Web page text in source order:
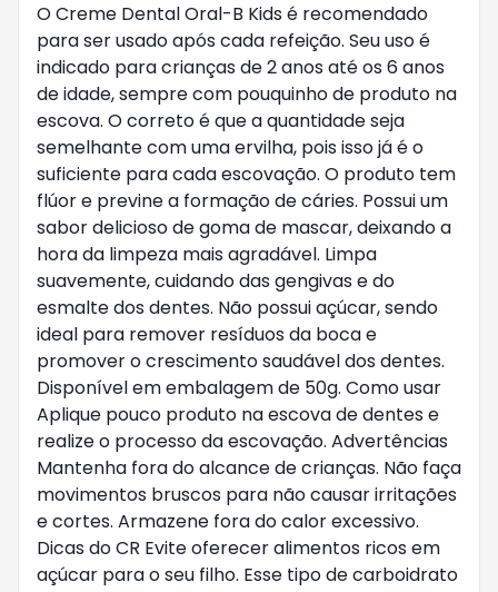
O Creme Dental Oral-B Kids é recomendado
para ser usado após cada refeição. Seu uso é
indicado para crianças de 2 anos até os 6 anos
de idade, sempre com pouquinho de produto na
escova. O correto é que a quantidade seja
semelhante com uma ervilha, pois isso já é o
suficiente para cada escovação. O produto tem
flúor e previne a formação de cáries. Possui um
sabor delicioso de goma de mascar, deixando a
hora da limpeza mais agradável. Limpa
suavemente, cuidando das gengivas e do
esmalte dos dentes. Não possui açúcar, sendo
ideal para remover resíduos da boca e
promover o crescimento saudável dos dentes.
Disponível em embalagem de 50g. Como usar
Aplique pouco produto na escova de dentes e
realize o processo da escovação. Advertências
Mantenha fora do alcance de crianças. Não faça
movimentos bruscos para não causar irritações
e cortes. Armazene fora do calor excessivo.
Dicas do CR Evite oferecer alimentos ricos em
açúcar para o seu filho. Esse tipo de carboidrato